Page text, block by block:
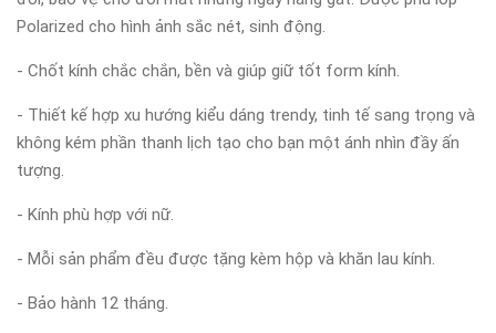
Polarized cho hình ảnh sắc nét, sinh động.
- Chốt kính chắc chắn, bền và giúp giữ tốt form kính.
- Thiết kế hợp xu hướng kiểu dáng trendy, tinh tế sang trọng và
không kém phần thanh lịch tạo cho bạn một ánh nhìn đầy ấn
tượng.
- Kính phù hợp với nữ.
- Mỗi sản phẩm đều được tặng kèm hộp và khăn lau kính.
- Bảo hành 12 tháng.